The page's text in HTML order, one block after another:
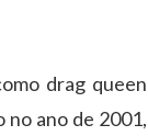
drag queen
no ano de 2001,